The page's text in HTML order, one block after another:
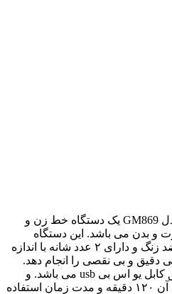
ماشین اصلاح خط زن جیمی مدل GM869 یک دستگاه خط زن و
بدن می باشد. این دستگاه
دارای تیغه تیز از جنس استیل ضد زنگ و دارای ۲ عدد شانه با اندازه
دقیق و بی نقصی را انجام دهد.
منبع انرژی این دستگاه از طریق کابل یو اس بی usb می باشد. و
همچنین مدت زمان شارژ کامل آن ۱۲۰ دقیقه و مدت زمان استفاده